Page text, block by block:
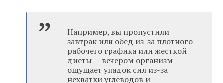
Например, вы пропустили
завтрак или обед из-за плотного
рабочего графика или жесткой
диеты — вечером организм
ощущает упадок сил из-за
нехватки углеводов и